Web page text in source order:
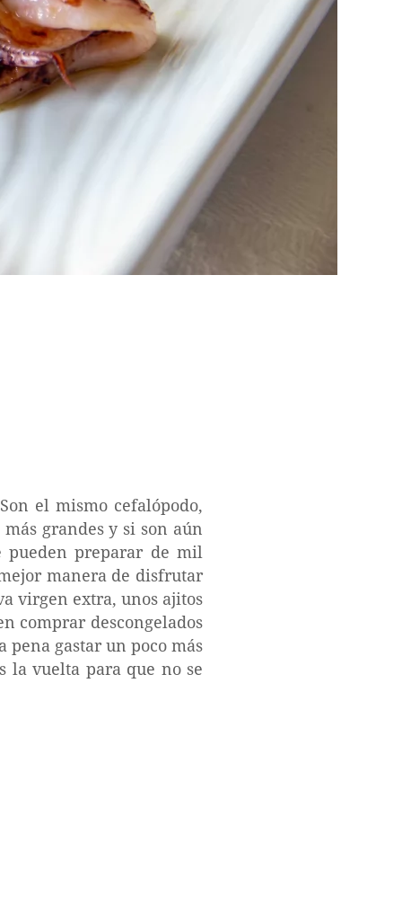
el mismo cefalópodo,
grandes y si son aún
pueden preparar de mil
manera de disfrutar
virgen extra, unos ajitos
comprar descongelados
gastar un poco más
la vuelta para que no se